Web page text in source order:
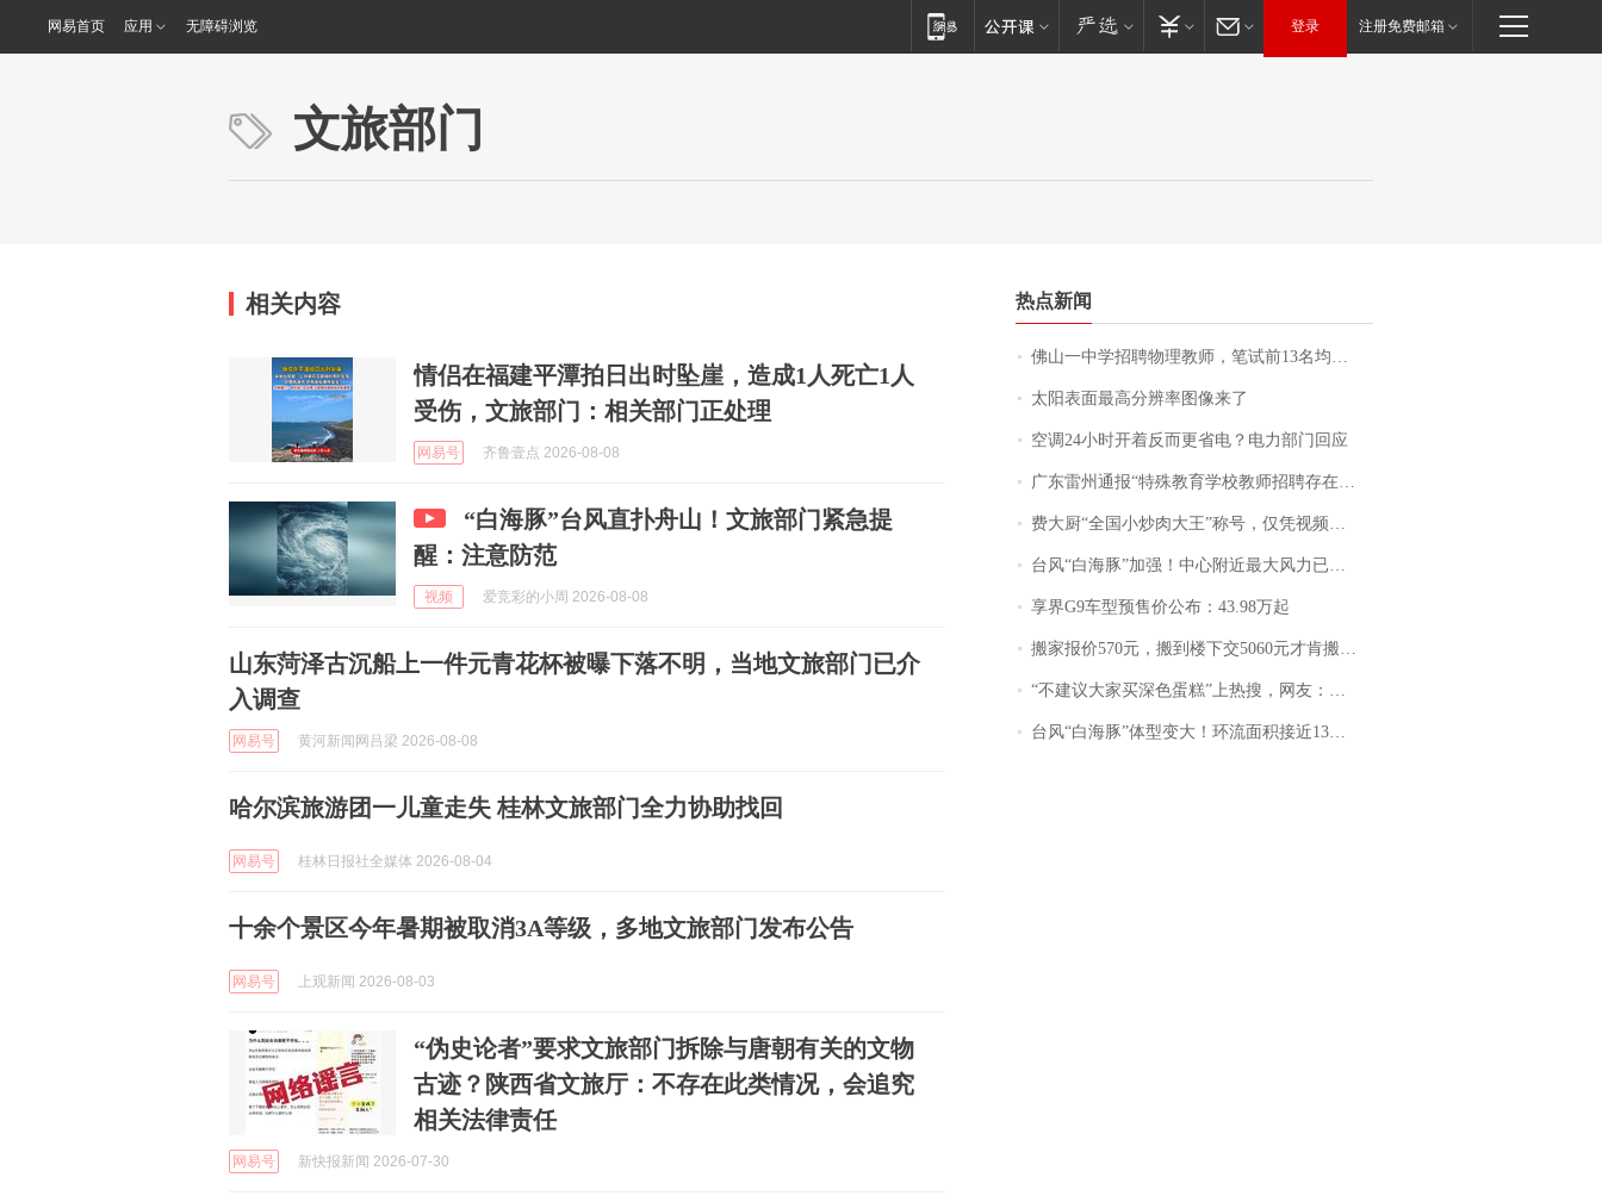
网易首页 应用 无障碍浏览 登录 注册免费邮箱
文旅部门
相关内容
情侣在福建平潭拍日出时坠崖，造成1人死亡1人
受伤，文旅部门：相关部门正处理
网易号 齐鲁壹点 2026-08-08
“白海豚”台风直扑舟山！文旅部门紧急提
醒：注意防范
视频 爱竞彩的小周 2026-08-08
山东菏泽古沉船上一件元青花杯被曝下落不明，当地文旅部门已介
入调查
网易号 黄河新闻网吕梁 2026-08-08
哈尔滨旅游团一儿童走失 桂林文旅部门全力协助找回
网易号 桂林日报社全媒体 2026-08-04
十余个景区今年暑期被取消3A等级，多地文旅部门发布公告
网易号 上观新闻 2026-08-03
“伪史论者”要求文旅部门拆除与唐朝有关的文物
古迹？陕西省文旅厅：不存在此类情况，会追究
相关法律责任
网易号 新快报新闻 2026-07-30
热点新闻
佛山一中学招聘物理教师，笔试前13名均遭淘汰？教育局：已叫停招聘，成立调查组全面核查
太阳表面最高分辨率图像来了
空调24小时开着反而更省电？电力部门回应
广东雷州通报“特殊教育学校教师招聘存在违规行为”：已启动问责程序 副校长被停职
费大厨“全国小炒肉大王”称号，仅凭视频评出？中国烹饪协会回应
台风“白海豚”加强！中心附近最大风力已达15级 最新研判
享界G9车型预售价公布：43.98万起
搬家报价570元，搬到楼下交5060元才肯搬上楼！女子傻眼了……
“不建议大家买深色蛋糕”上热搜，网友：天塌了！
台风“白海豚”体型变大！环流面积接近13个浙江那么大